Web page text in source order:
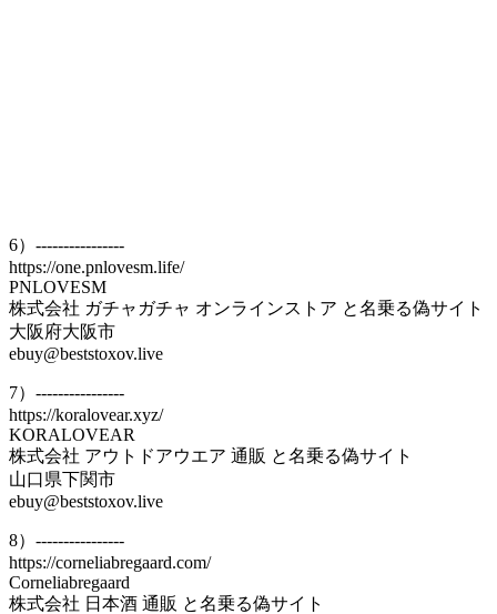
6）----------------
https://one.pnlovesm.life/
PNLOVESM
株式会社 ガチャガチャ オンラインストア と名乗る偽サイト
大阪府大阪市
ebuy@beststoxov.live
7）----------------
https://koralovear.xyz/
KORALOVEAR
株式会社 アウトドアウエア 通販 と名乗る偽サイト
山口県下関市
ebuy@beststoxov.live
8）----------------
https://corneliabregaard.com/
Corneliabregaard
株式会社 日本酒 通販 と名乗る偽サイト